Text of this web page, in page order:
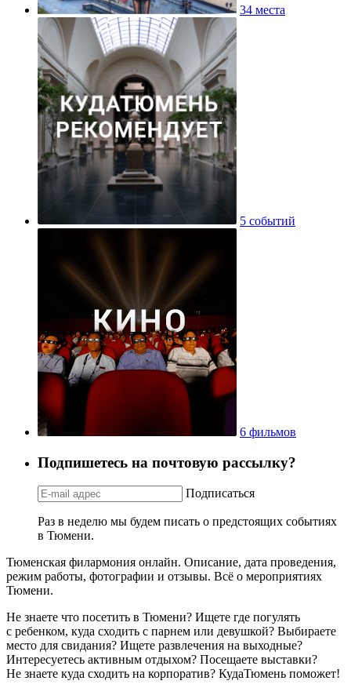
34 места
5 событий
6 фильмов
Подпишетесь на почтовую рассылку?
Подписаться
Раз в неделю мы будем писать о предстоящих событиях
в Тюмени.
Тюменская филармония онлайн. Описание, дата проведения,
режим работы, фотографии и отзывы. Всё о мероприятиях
Тюмени.
Не знаете что посетить в Тюмени? Ищете где погулять
с ребенком, куда сходить с парнем или девушкой? Выбираете
место для свидания? Ищете развлечения на выходные?
Интересуетесь активным отдыхом? Посещаете выставки?
Не знаете куда сходить на корпоратив? КудаТюмень поможет!